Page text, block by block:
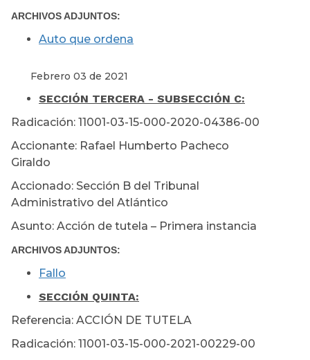
ARCHIVOS ADJUNTOS:
Auto que ordena
Febrero 03 de 2021
SECCIÓN TERCERA - SUBSECCIÓN C:
Radicación: 11001-03-15-000-2020-04386-00
Accionante: Rafael Humberto Pacheco
Giraldo
Accionado: Sección B del Tribunal
Administrativo del Atlántico
Asunto: Acción de tutela – Primera instancia
ARCHIVOS ADJUNTOS:
Fallo
SECCIÓN QUINTA:
Referencia: ACCIÓN DE TUTELA
Radicación: 11001-03-15-000-2021-00229-00